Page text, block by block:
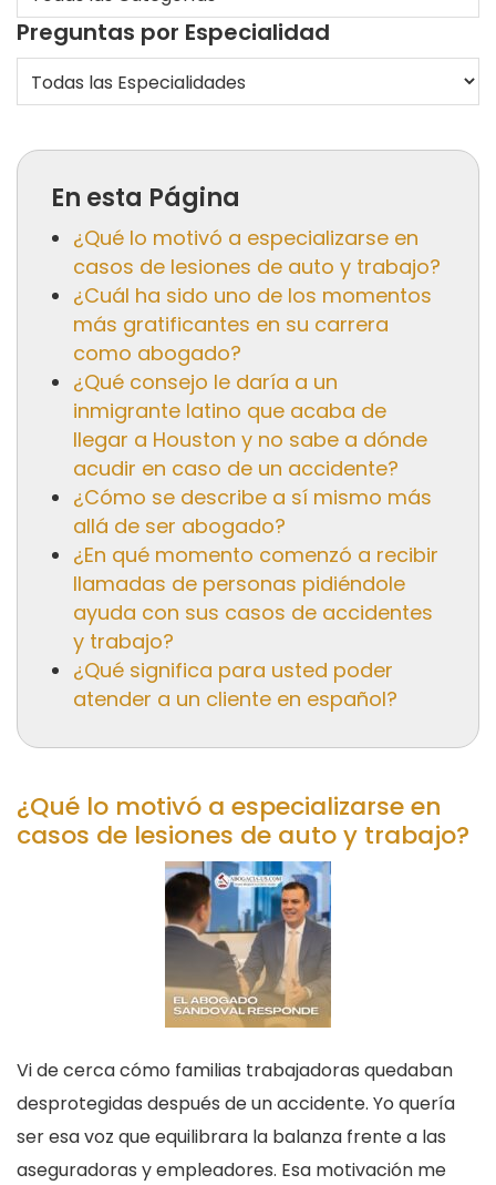
Preguntas por Especialidad
En esta Página
¿Qué lo motivó a especializarse en
casos de lesiones de auto y trabajo?
¿Cuál ha sido uno de los momentos
más gratificantes en su carrera
como abogado?
¿Qué consejo le daría a un
inmigrante latino que acaba de
llegar a Houston y no sabe a dónde
acudir en caso de un accidente?
¿Cómo se describe a sí mismo más
allá de ser abogado?
¿En qué momento comenzó a recibir
llamadas de personas pidiéndole
ayuda con sus casos de accidentes
y trabajo?
¿Qué significa para usted poder
atender a un cliente en español?
¿Qué lo motivó a especializarse en
casos de lesiones de auto y trabajo?
Vi de cerca cómo familias trabajadoras quedaban
desprotegidas después de un accidente. Yo quería
ser esa voz que equilibrara la balanza frente a las
aseguradoras y empleadores. Esa motivación me